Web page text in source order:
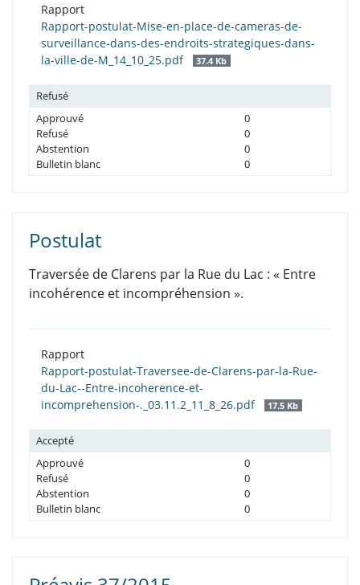
Rapport
Rapport-postulat-Mise-en-place-de-cameras-de-
surveillance-dans-des-endroits-strategiques-dans-
la-ville-de-M_14_10_25.pdf
37.4 Kb
Refusé
Approuvé
0
Refusé
0
Abstention
0
Bulletin blanc
0
Postulat
Traversée de Clarens par la Rue du Lac : « Entre
incohérence et incompréhension ».
Rapport
Rapport-postulat-Traversee-de-Clarens-par-la-Rue-
du-Lac--Entre-incoherence-et-
incomprehension-._03.11.2_11_8_26.pdf
17.5 Kb
Accepté
Approuvé
0
Refusé
0
Abstention
0
Bulletin blanc
0